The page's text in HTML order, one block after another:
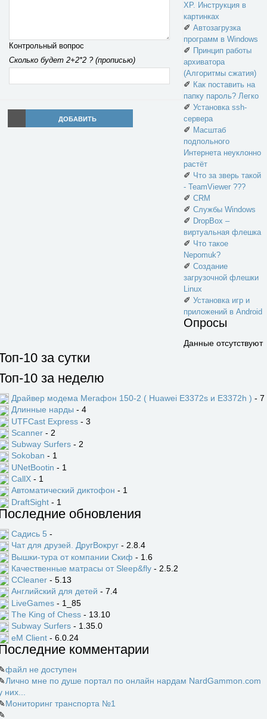
Контрольный вопрос
Сколько будет 2+2*2 ? (прописью)
ДОБАВИТЬ
XP. Инструкция в
картинках
✐ Автозагрузка
программ в Windows
✐ Принцип работы
архиватора
(Алгоритмы сжатия)
✐ Как поставить на
папку пароль? Легко
✐ Установка ssh-
сервера
✐ Масштаб
подпольного
Интернета неуклонно
растёт
✐ Что за зверь такой
- TeamViewer ???
✐ CRM
✐ Службы Windows
✐ DropBox –
виртуальная флешка
✐ Что такое
Nepomuk?
✐ Создание
загрузочной флешки
Linux
✐ Установка игр и
приложений в Android
Опросы
Данные отсутствуют
10 за сутки
10 за неделю
Драйвер модема Мегафон 150-2 ( Huawei E3372s и E3372h ) - 7
Длинные нарды - 4
UTFCast Express - 3
Scanner - 2
Subway Surfers - 2
Sokoban - 1
UNetBootin - 1
CallX - 1
Автоматический диктофон - 1
DraftSight - 1
обновления
Садись 5 -
Чат для друзей. ДругВокруг - 2.8.4
Вышки-тура от компании Скиф - 1.6
Качественные матрасы от Sleep&fly - 2.5.2
CCleaner - 5.13
Английский для детей - 7.4
LiveGames - 1_85
The King of Chess - 13.10
Subway Surfers - 1.35.0
eM Client - 6.0.24
комментарии
файл не доступен
Лично мне по душе портал по онлайн нардам NardGammon.com
них...
Мониторинг транспорта №1